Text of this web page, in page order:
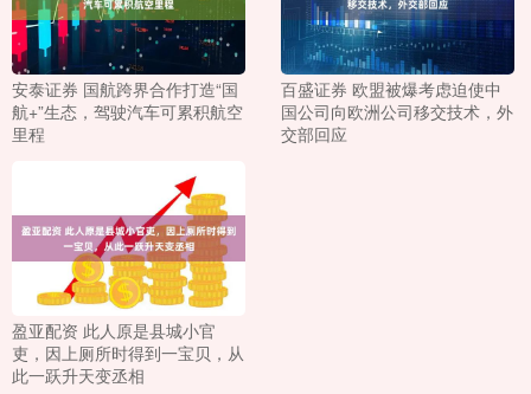
安泰证券 国航跨界合作打造“国
航+”生态，驾驶汽车可累积航空
里程
百盛证券 欧盟被爆考虑迫使中
国公司向欧洲公司移交技术，外
交部回应
盈亚配资 此人原是县城小官
吏，因上厕所时得到一宝贝，从
此一跃升天变丞相